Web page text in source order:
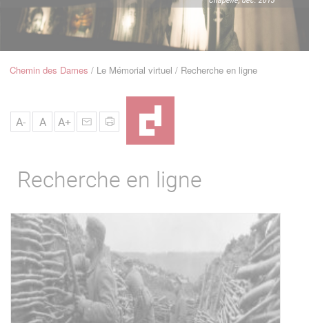
Navigation
Fil
Chemin des Dames Le Mémorial virtuel Recherche en ligne
A- A A+
Recherche en ligne